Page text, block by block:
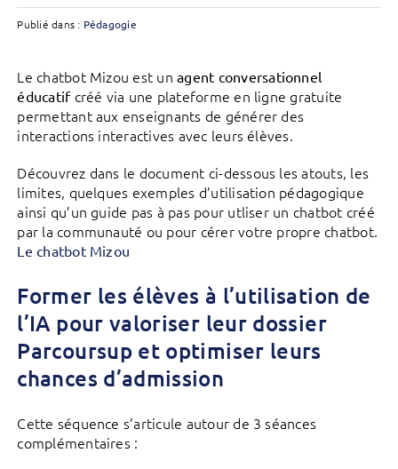
Publié dans : Pédagogie
Le chatbot Mizou est unagent conversationnel
éducatifcréé via une plateforme en ligne gratuite
permettant aux enseignants de générer des
interactions interactives avec leurs élèves.
Découvrez dans le document ci-dessous les atouts, les
limites, quelques exemples d’utilisation pédagogique
ainsi qu’un guide pas à pas pour utliser un chatbot créé
par la communauté ou pour cérer votre propre chatbot.
Le chatbot Mizou
Former les élèves à l’utilisation de
l’IA pour valoriser leur dossier
Parcoursup et optimiser leurs
chances d’admission
Cette séquence s’articule autour de 3 séances
complémentaires :